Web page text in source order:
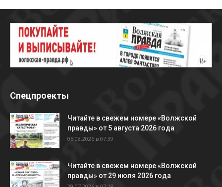
Спецпроекты
Читайте в свежем номере «Волжской
правды» от 5 августа 2026 года
05.08.2026 в 07:39
Читайте в свежем номере «Волжской
правды» от 29 июля 2026 года